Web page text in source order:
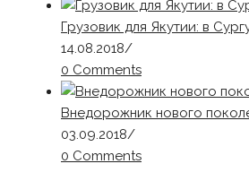
Грузовик для Якутии: в
14.08.2018/
0 Comments
Внедорожник нового
03.09.2018/
0 Comments